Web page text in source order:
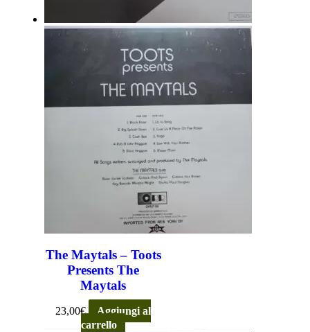
The Maytals – Toots
Presents The
Maytals
23,00€
Aggiungi al
carrello